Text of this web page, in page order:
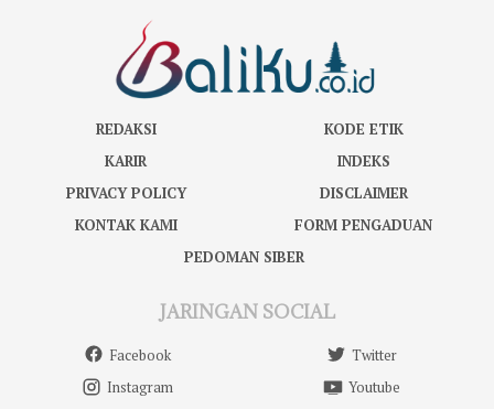
REDAKSI
KODE ETIK
KARIR
INDEKS
PRIVACY POLICY
DISCLAIMER
KONTAK KAMI
FORM PENGADUAN
PEDOMAN SIBER
JARINGAN SOCIAL
Facebook
Twitter
Instagram
Youtube